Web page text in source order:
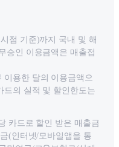
점 기준)까지 국내 및 해
승인 이용금액은 매출접
이용한 달의 이용금액으
드의 실적 및 할인한도는
카드로 할인 받은 매출금
(인터넷/모바일앱을 통